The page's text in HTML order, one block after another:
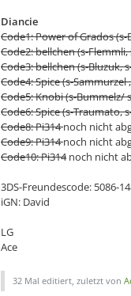
Diancie
Code1: Power of Grados
Code2: bellchen (s-
Code3: bellchen (s-Bluzuk,
Code4: Spice (s-
Code5: Knobi (s-Bummelz/
Code6: Spice (s-Traumato,
Code8: Pi314noch nicht
Code9: Pi314noch nicht
Code10: Pi314noch nicht
3DS-Freundescode: 5086-
iGN: David
LG
Ace
32 Mal editiert, zuletzt von